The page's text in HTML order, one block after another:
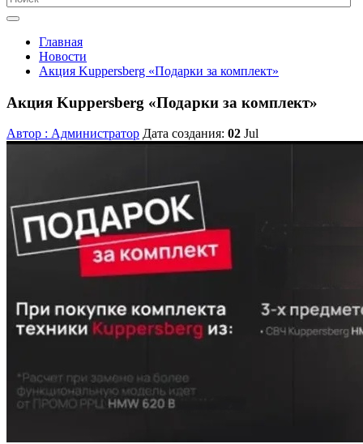
Главная
Новости
Акция Kuppersberg «Подарки за комплект»
Акция Kuppersberg «Подарки за комплект»
Автор : Администратор Дата создания: 02 Jul